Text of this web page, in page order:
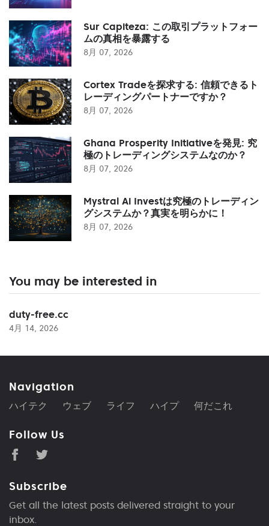
Sur Capiteza: この取引プラットフォー
ムの真相を暴露する
8月 07, 2026
Cortex Tradeを探求する: 信頼できるト
レーディングパートナーですか？
8月 07, 2026
Ghana Prosperity Initiativeを発見: 究
極のトレーディングシステムなのか？
8月 07, 2026
Mystral Ai Investは究極のトレーディン
グシステムか？真実を明らかに！
8月 07, 2026
You may be interested in
duty-free.cc
4月 14, 2026
Navigation
ハイテク ウェブ ライフ ハイプ 何だこれ
Follow Us
Subscribe
Get all the latest posts delivered straight to your
inbox.